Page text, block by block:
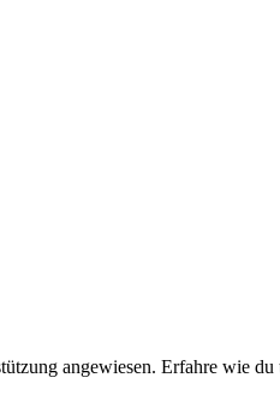
angewiesen. Erfahre wie